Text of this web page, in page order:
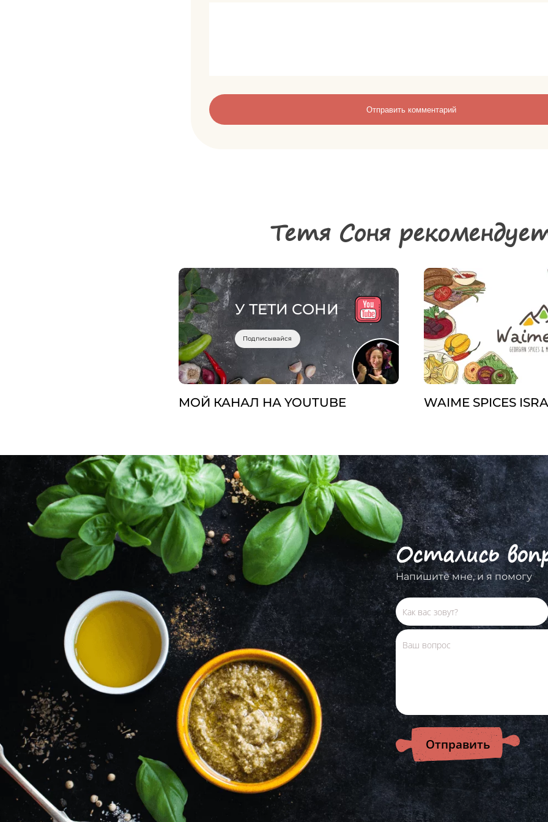
Тетя Соня
У ТЕТИ СОНИ
Подписывайся
МОЙ КАНАЛ НА YOUTUBE WAIME SPICES
Остались
Напишите мне, и я помогу